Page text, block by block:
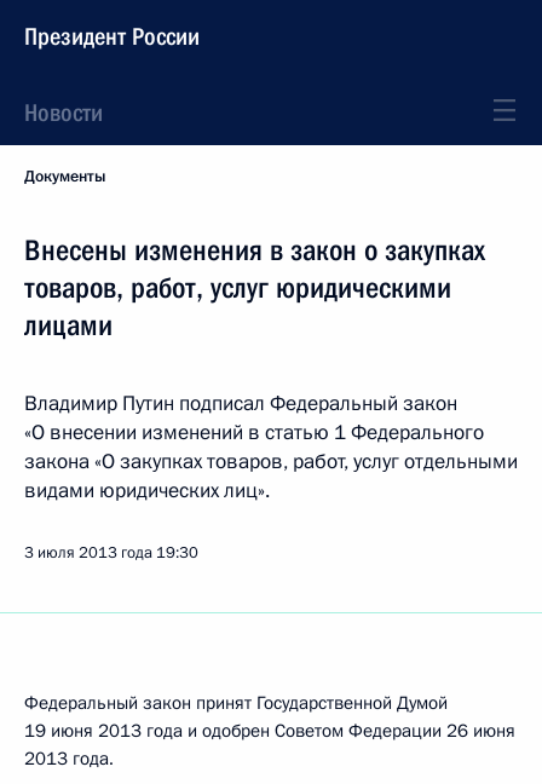
Президент России
Новости
Документы
Внесены изменения в закон о закупках
товаров, работ, услуг юридическими
лицами
Владимир Путин подписал Федеральный закон
«О внесении изменений в статью 1 Федерального
закона «О закупках товаров, работ, услуг отдельными
видами юридических лиц».
3 июля 2013 года 19:30
Федеральный закон принят Государственной Думой
19 июня 2013 года и одобрен Советом Федерации 26 июня
2013 года.